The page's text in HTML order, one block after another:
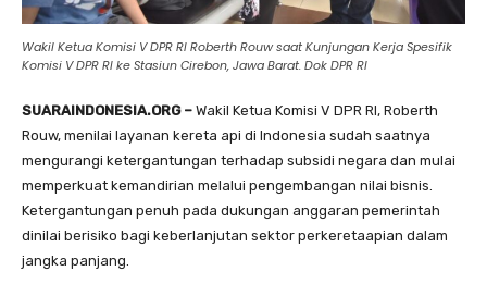
Wakil Ketua Komisi V DPR RI Roberth Rouw saat Kunjungan Kerja Spesifik
Komisi V DPR RI ke Stasiun Cirebon, Jawa Barat. Dok DPR RI
SUARAINDONESIA.ORG – Wakil Ketua Komisi V DPR RI, Roberth
Rouw, menilai layanan kereta api di Indonesia sudah saatnya
mengurangi ketergantungan terhadap subsidi negara dan mulai
memperkuat kemandirian melalui pengembangan nilai bisnis.
Ketergantungan penuh pada dukungan anggaran pemerintah
dinilai berisiko bagi keberlanjutan sektor perkeretaapian dalam
jangka panjang.